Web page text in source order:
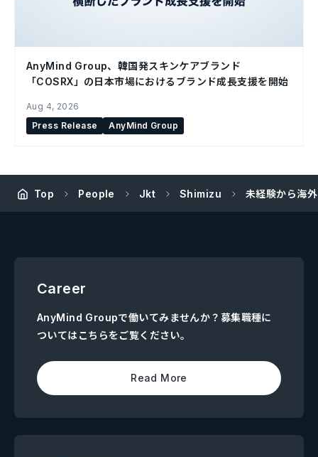
AnyMind Group、韓国発スキンケアブランド
「COSRX」の日本市場におけるブランド成長支援を開始
Aug 4, 2026
Press Release
AnyMind Group
Top People Jkt Shimizu 未経験から海
Career
AnyMind Groupで働いてみませんか？募集職種に
ついてはこちらをご覧ください。
Read More